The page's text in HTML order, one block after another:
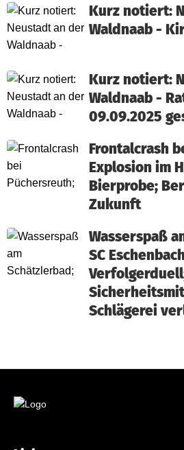
Kurz notiert:
Waldnaab -
Kurz notiert:
Waldnaab -
09.09.2025
Frontalcrash
Explosion im
Bierprobe;
Zukunft
Wasserspaß
SC
Schlägerei